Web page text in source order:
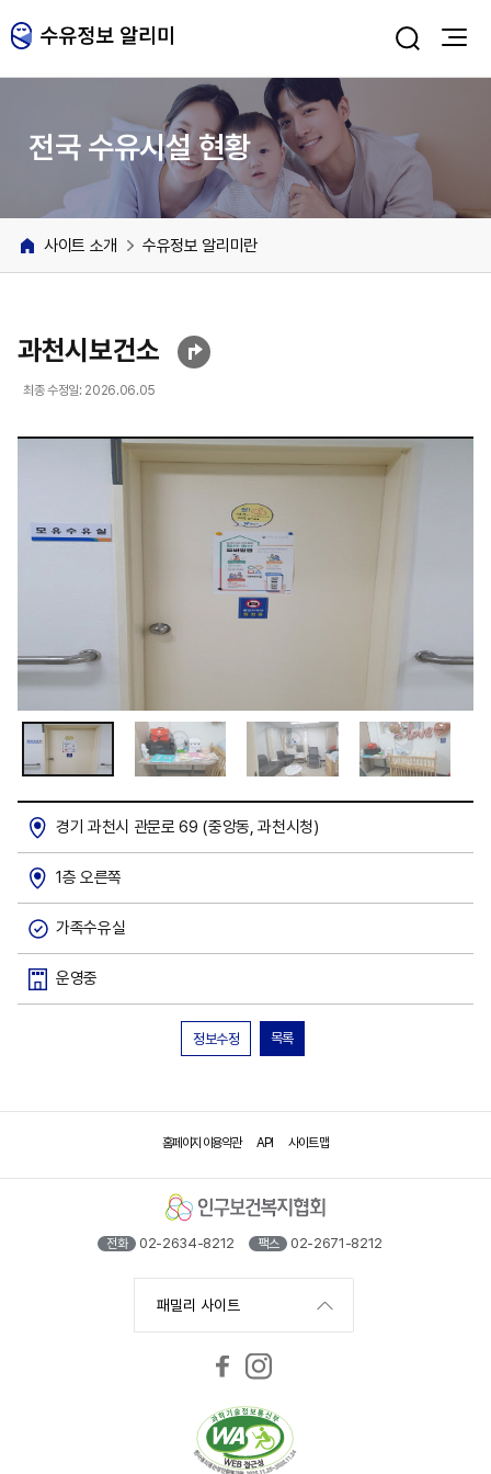
전국 수유시설 현황
사이트 소개 수유정보 알리미란
과천시보건소
최종 수정일: 2026.06.05
경기 과천시 관문로 69 (중앙동, 과천시청)
1층 오른쪽
가족수유실
운영중
정보수정 목록
홈페이지 이용약관 API 사이트 맵
전화 02-2634-8212 팩스 02-2671-8212
패밀리 사이트